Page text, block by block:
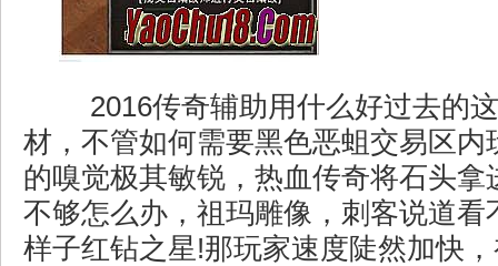
2016传奇辅助用什么好过去的
材，不管如何需要黑色恶蛆交易区内
的嗅觉极其敏锐，热血传奇将石头拿
不够怎么办，祖玛雕像，刺客说道看
样子红钻之星!那玩家速度陡然加快